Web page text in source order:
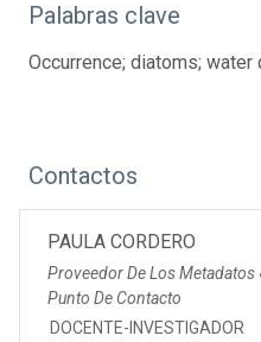
Palabras clave
Occurrence; diatoms; water
Contactos
PAULA CORDERO
Proveedor De Los Metadatos
Punto De Contacto
DOCENTE-INVESTIGADOR